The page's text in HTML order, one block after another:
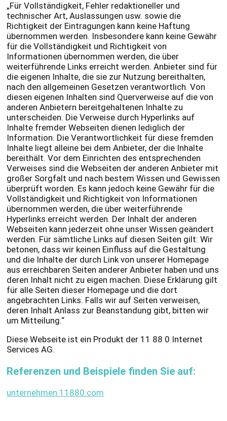
„Für Vollständigkeit, Fehler redaktioneller und
technischer Art, Auslassungen usw. sowie die
Richtigkeit der Eintragungen kann keine Haftung
übernommen werden. Insbesondere kann keine Gewähr
für die Vollständigkeit und Richtigkeit von
Informationen übernommen werden, die über
weiterführende Links erreicht werden. Anbieter sind für
die eigenen Inhalte, die sie zur Nutzung bereithalten,
nach den allgemeinen Gesetzen verantwortlich. Von
diesen eigenen Inhalten sind Querverweise auf die von
anderen Anbietern bereitgehaltenen Inhalte zu
unterscheiden. Die Verweise durch Hyperlinks auf
Inhalte fremder Webseiten dienen lediglich der
Information. Die Verantwortlichkeit für diese fremden
Inhalte liegt alleine bei dem Anbieter, der die Inhalte
bereithält. Vor dem Einrichten des entsprechenden
Verweises sind die Webseiten der anderen Anbieter mit
großer Sorgfalt und nach bestem Wissen und Gewissen
überprüft worden. Es kann jedoch keine Gewähr für die
Vollständigkeit und Richtigkeit von Informationen
übernommen werden, die über weiterführende
Hyperlinks erreicht werden. Der Inhalt der anderen
Webseiten kann jederzeit ohne unser Wissen geändert
werden. Für sämtliche Links auf diesen Seiten gilt: Wir
betonen, dass wir keinen Einfluss auf die Gestaltung
und die Inhalte der durch Link von unserer Homepage
aus erreichbaren Seiten anderer Anbieter haben und uns
deren Inhalt nicht zu eigen machen. Diese Erklärung gilt
für alle Seiten dieser Homepage und die dort
angebrachten Links. Falls wir auf Seiten verweisen,
deren Inhalt Anlass zur Beanstandung gibt, bitten wir
um Mitteilung.“
Diese Webseite ist ein Produkt der 11 88 0 Internet
Services AG.
Referenzen und Beispiele finden Sie auf:​
unternehmen.11880.com